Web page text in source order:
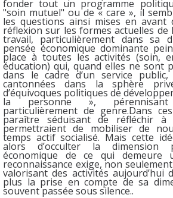
fonder tout un programme
"soin mutuel" ou de « care », il
les questions ainsi mises en avant
réflexion sur les formes actuelles de
travail, particulièrement dans sa
pensée économique dominante
place à toutes les activités (soin,
éducation) qui, quand elles ne sont
dans le cadre d’un service
cantonnées dans la sphère
d’équivoques politiques de
la personne »,
particulièrement de genre.Dans
paraître séduisant de réfléchir à
permettraient de mobiliser de
temps actif socialisé. Mais cette
alors d’occulter la dimension
économique de ce qui demeure
reconnaissance exige, non
valorisant des activités aujourd’hui
plus la prise en compte de sa
souvent passée sous silence..